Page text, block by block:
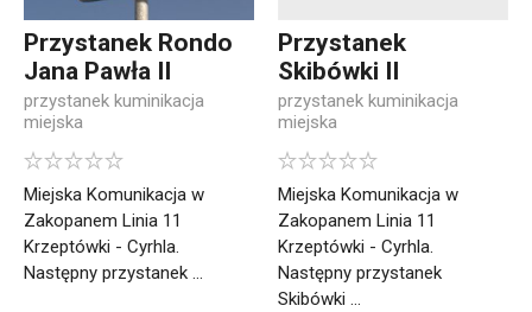
Przystanek Rondo
Jana Pawła II
przystanek kuminikacja
miejska
Miejska Komunikacja w
Zakopanem Linia 11
Krzeptówki - Cyrhla.
Następny przystanek ...
Przystanek
Skibówki II
przystanek kuminikacja
miejska
Miejska Komunikacja w
Zakopanem Linia 11
Krzeptówki - Cyrhla.
Następny przystanek
Skibówki ...